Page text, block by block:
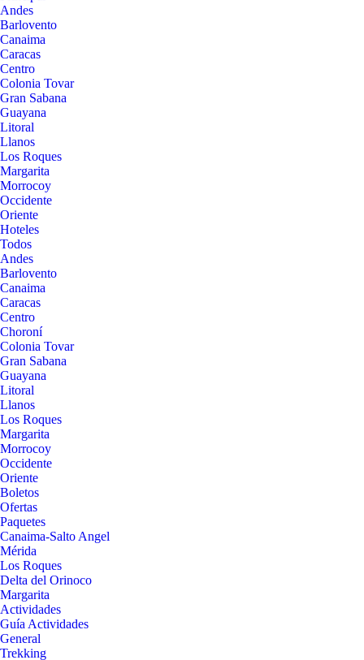
Andes
Barlovento
Canaima
Caracas
Centro
Colonia Tovar
Gran Sabana
Guayana
Litoral
Llanos
Los Roques
Margarita
Morrocoy
Occidente
Oriente
Hoteles
Todos
Andes
Barlovento
Canaima
Caracas
Centro
Choroní
Colonia Tovar
Gran Sabana
Guayana
Litoral
Llanos
Los Roques
Margarita
Morrocoy
Occidente
Oriente
Boletos
Ofertas
Paquetes
Canaima-Salto Angel
Mérida
Los Roques
Delta del Orinoco
Margarita
Actividades
Guía Actividades
General
Trekking